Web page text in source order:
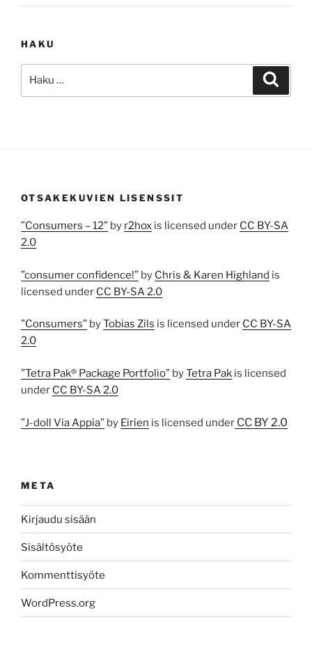
HAKU
OTSAKEKUVIEN LISENSSIT
”Consumers – 12” by r2hox is licensed under CC BY-SA
2.0
”consumer confidence!” by Chris & Karen Highland is
licensed under CC BY-SA 2.0
”Consumers” byTobias Zils is licensed under CC BY-SA
2.0
”Tetra Pak® Package Portfolio” byTetra Pak is licensed
under CC BY-SA 2.0
”J-doll Via Appia” by Eirien is licensed under CC BY 2.0
META
Kirjaudu sisään
Sisältösyöte
Kommenttisyöte
WordPress.org